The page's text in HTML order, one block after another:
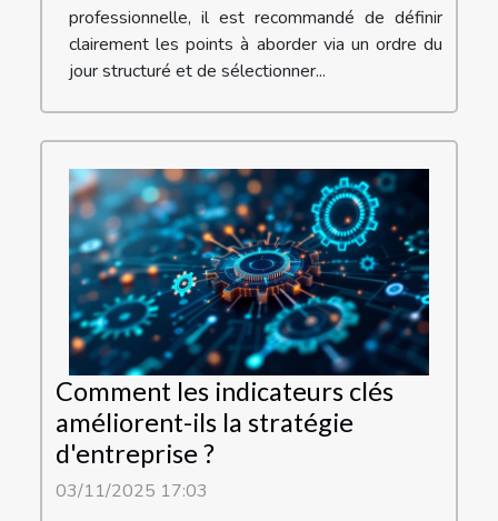
professionnelle, il est recommandé de définir
clairement les points à aborder via un ordre du
jour structuré et de sélectionner...
Comment les indicateurs clés
améliorent-ils la stratégie
d'entreprise ?
03/11/2025 17:03